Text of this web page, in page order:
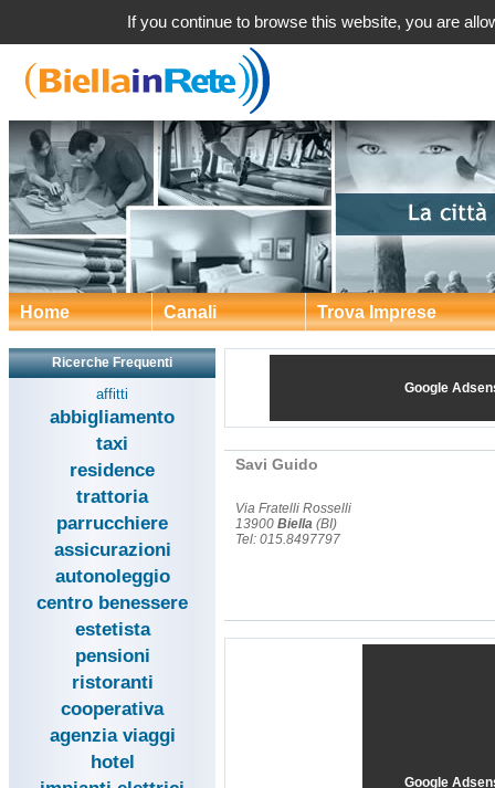
Home Canali Trova Imprese
Ricerche Frequenti
affitti
abbigliamento
taxi
residence
trattoria
parrucchiere
assicurazioni
autonoleggio
centro benessere
estetista
pensioni
ristoranti
cooperativa
agenzia viaggi
hotel
Google
Savi Guido
Via Fratelli Rosselli
13900 Biella (BI)
Tel: 015.8497797
Google
If you continue to browse this website, you are